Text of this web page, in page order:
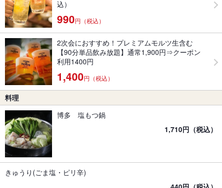
込）
990円（税込）
2次会におすすめ！プレミアムモルツ生含む
【90分単品飲み放題】通常1,900円⇒クーポン
利用1400円
1,400円（税込）
料理
博多 塩もつ鍋
1,710円（税込）
きゅうり(ごま塩・ピリ辛)